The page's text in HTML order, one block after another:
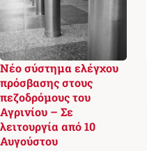
Νέο σύστημα ελέγχου
πρόσβασης στους
πεζοδρόμους του
Αγρινίου – Σε
λειτουργία από 10
Αυγούστου